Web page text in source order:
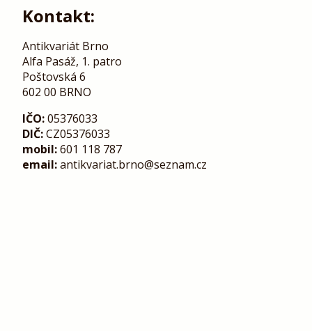
Kontakt:
Antikvariát Brno
Alfa Pasáž, 1. patro
Poštovská 6
602 00 BRNO
IČO:05376033
DIČ:CZ05376033
mobil:601 118 787
email:antikvariat.brno@seznam.cz